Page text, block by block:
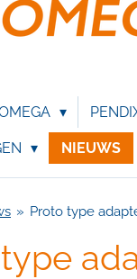
NIEUWS
» Proto type